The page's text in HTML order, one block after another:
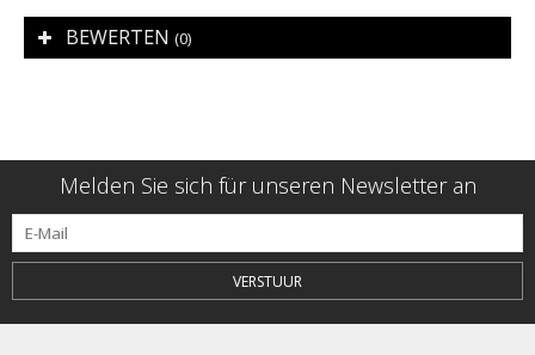
BEWERTEN (0)
Melden Sie sich für unseren Newsletter an
VERSTUUR